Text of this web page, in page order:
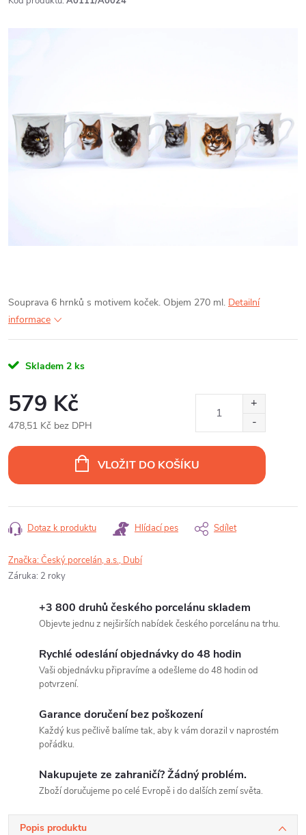
Souprava 6 hrnků s motivem koček. Objem 270 ml. Detailní
informace
Skladem 2 ks
579 Kč
478,51 Kč bez DPH
cena:
VLOŽIT DO KOŠÍKU
Dotaz k produktu Hlídací pes Sdílet
Značka:Český porcelán, a.s., Dubí
Záruka: 2 roky
+3 800 druhů českého porcelánu skladem
Objevte jednu z nejširších nabídek českého porcelánu na trhu.
Rychlé odeslání objednávky do 48 hodin
Vaši objednávku připravíme a odešleme do 48 hodin od
potvrzení.
Garance doručení bez poškození
Každý kus pečlivě balíme tak, aby k vám dorazil v naprostém
pořádku.
Nakupujete ze zahraničí? Žádný problém.
Zboží doručujeme po celé Evropě i do dalších zemí světa.
Popis produktu